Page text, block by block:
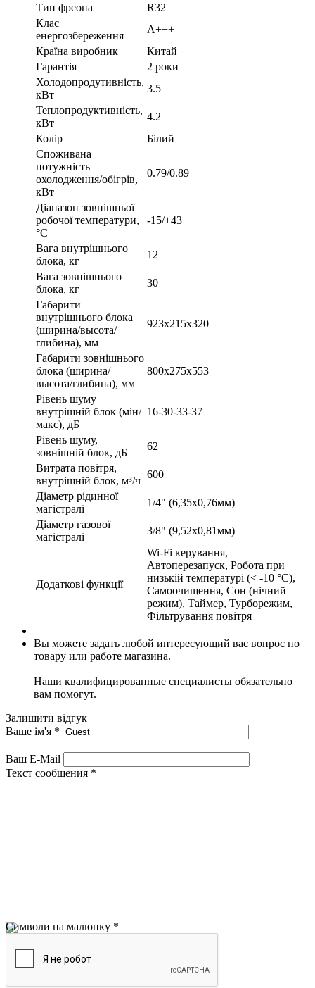
Тип фреона
R32
Клас
енергозбереження
A+++
Країна виробник
Китай
Гарантія
2 роки
Холодопродутивність,
кВт
3.5
Теплопродуктивність,
кВт
4.2
Колір
Білий
Споживана
потужність
охолодження/обігрів,
кВт
0.79/0.89
Діапазон зовнішньої
робочої температури,
°С
-15/+43
Вага внутрішнього
блока, кг
12
Вага зовнішнього
блока, кг
30
Габарити
внутрішнього блока
(ширина/высота/
глибина), мм
923x215x320
Габарити зовнішнього
блока (ширина/
высота/глибина), мм
800x275x553
Рівень шуму
внутрішній блок (мін/
макс), дБ
16-30-33-37
Рівень шуму,
зовнішній блок, дБ
62
Витрата повітря,
внутрішній блок, м³/ч
600
Діаметр рідинної
магістралі
1/4" (6,35х0,76мм)
Діаметр газової
магістралі
3/8" (9,52х0,81мм)
Додаткові функції
Wi-Fi керування,
Автоперезапуск, Робота при
низькій температурі (< -10 °C),
Самоочищення, Сон (нічний
режим), Таймер, Турборежим,
Фільтрування повітря
Вы можете задать любой интересующий вас вопрос по
товару или работе магазина.
Наши квалифицированные специалисты обязательно
вам помогут.
Залишити відгук
Ваше ім'я *
Ваш E-Mail
Текст сообщения *
Символи на малюнку *